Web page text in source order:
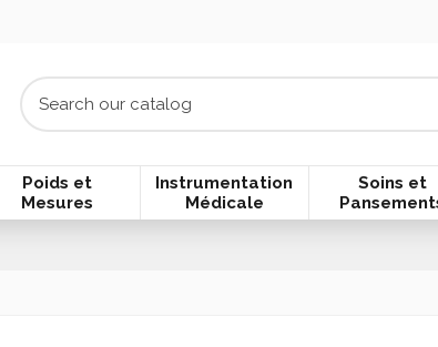
Poids et
Mesures
Instrumentation
Médicale
Soins et